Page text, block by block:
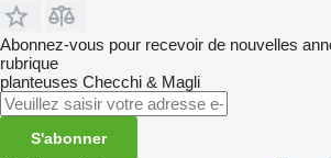
Abonnez-vous pour recevoir de nouvelles
rubrique
planteuses Checchi & Magli
S'abonner